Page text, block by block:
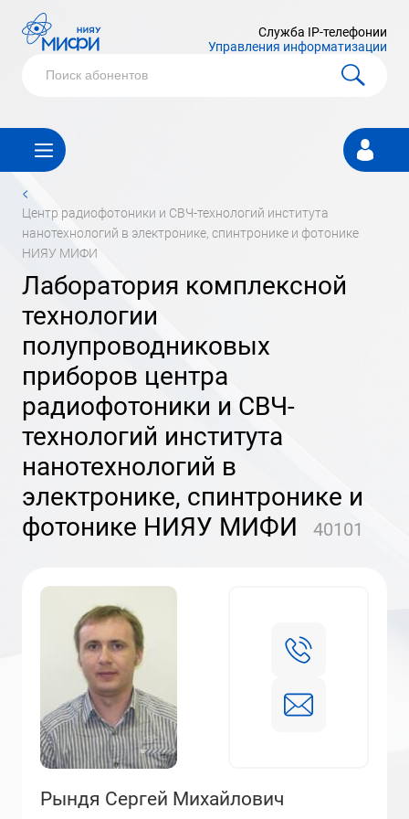
Служба IP-телефонии
Управления информатизации
Личный
кабинет
<
центр радиофотоники и СВЧ-технологий института
нанотехнологий в электронике, спинтронике и фотонике
НИЯУ МИФИ
лаборатория комплексной
технологии
полупроводниковых
приборов центра
радиофотоники и СВЧ-
технологий института
нанотехнологий в
электронике, спинтронике и
фотонике НИЯУ МИФИ
40101
Рындя Сергей Михайлович